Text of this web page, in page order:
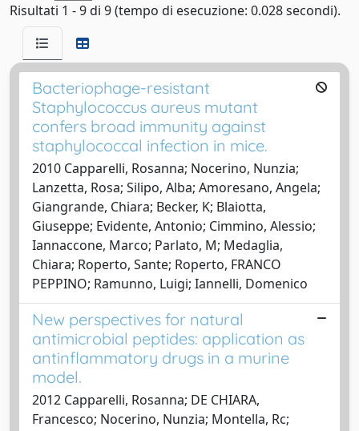
Risultati 1 - 9 di 9 (tempo di esecuzione: 0.028 secondi).
Bacteriophage-resistant
Staphylococcus aureus mutant
confers broad immunity against
staphylococcal infection in mice.
2010 Capparelli, Rosanna; Nocerino, Nunzia;
Lanzetta, Rosa; Silipo, Alba; Amoresano, Angela;
Giangrande, Chiara; Becker, K; Blaiotta,
Giuseppe; Evidente, Antonio; Cimmino, Alessio;
Iannaccone, Marco; Parlato, M; Medaglia,
Chiara; Roperto, Sante; Roperto, FRANCO
PEPPINO; Ramunno, Luigi; Iannelli, Domenico
New perspectives for natural
antimicrobial peptides: application as
antinflammatory drugs in a murine
model.
2012 Capparelli, Rosanna; DE CHIARA,
Francesco; Nocerino, Nunzia; Montella, Rc;